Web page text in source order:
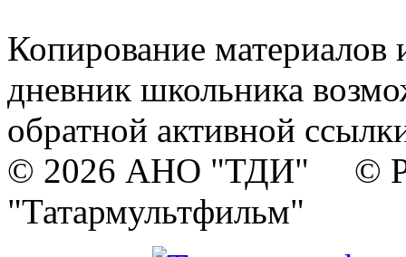
Копирование материалов
дневник школьника
обратной активной
© 2026 АНО "ТДИ" ©
"Татармультфильм"